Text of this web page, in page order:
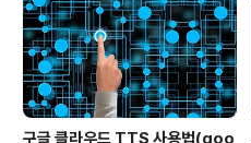
구글 클라우드 TTS 사용법(goo